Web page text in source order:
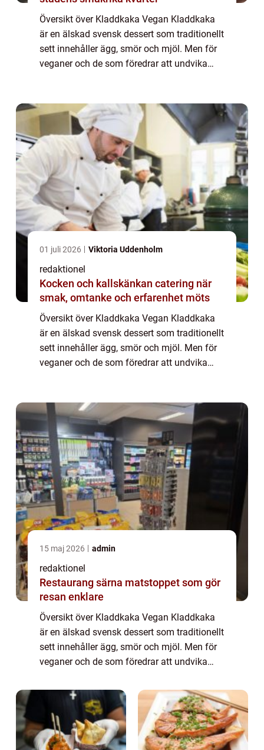
Översikt över Kladdkaka Vegan Kladdkaka
är en älskad svensk dessert som traditionellt
sett innehåller ägg, smör och mjöl. Men för
veganer och de som föredrar att undvika
01 juli 2026 Viktoria Uddenholm
redaktionel
Kocken och kallskänkan catering när
smak, omtanke och erfarenhet möts
Översikt över Kladdkaka Vegan Kladdkaka
är en älskad svensk dessert som traditionellt
sett innehåller ägg, smör och mjöl. Men för
veganer och de som föredrar att undvika
15 maj 2026 admin
redaktionel
Restaurang särna matstoppet som gör
resan enklare
Översikt över Kladdkaka Vegan Kladdkaka
är en älskad svensk dessert som traditionellt
sett innehåller ägg, smör och mjöl. Men för
veganer och de som föredrar att undvika
– kladdkaka vegan. Kladdkaka...